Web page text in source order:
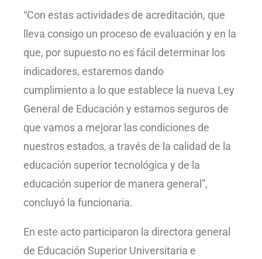
“Con estas actividades de acreditación, que
lleva consigo un proceso de evaluación y en la
que, por supuesto no es fácil determinar los
indicadores, estaremos dando
cumplimiento a lo que establece la nueva Ley
General de Educación y estamos seguros de
que vamos a mejorar las condiciones de
nuestros estados, a través de la calidad de la
educación superior tecnológica y de la
educación superior de manera general”,
concluyó la funcionaria.
En este acto participaron la directora general
de Educación Superior Universitaria e